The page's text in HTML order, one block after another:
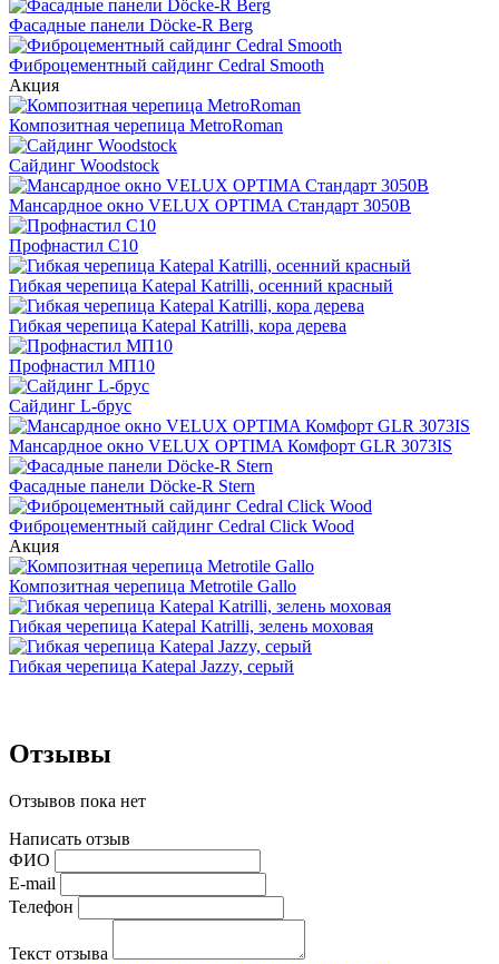
Фасадные панели Döcke-R Berg
Фиброцементный сайдинг Cedral Smooth
Акция
Композитная черепица MetroRoman
Cайдинг Woodstock
Мансардное окно VELUX OPTIMA Стандарт 3050B
Профнастил С10
Гибкая черепица Katepal Katrilli, осенний красный
Гибкая черепица Katepal Katrilli, кора дерева
Профнастил МП10
Сайдинг L-брус
Мансардное окно VELUX OPTIMA Комфорт GLR 3073IS
Фасадные панели Döcke-R Stern
Фиброцементный сайдинг Cedral Click Wood
Акция
Композитная черепица Metrotile Gallo
Гибкая черепица Katepal Katrilli, зелень моховая
Гибкая черепица Katepal Jazzy, серый
Отзывы
Отзывов пока нет
Написать отзыв
ФИО
E-mail
Телефон
Текст отзыва